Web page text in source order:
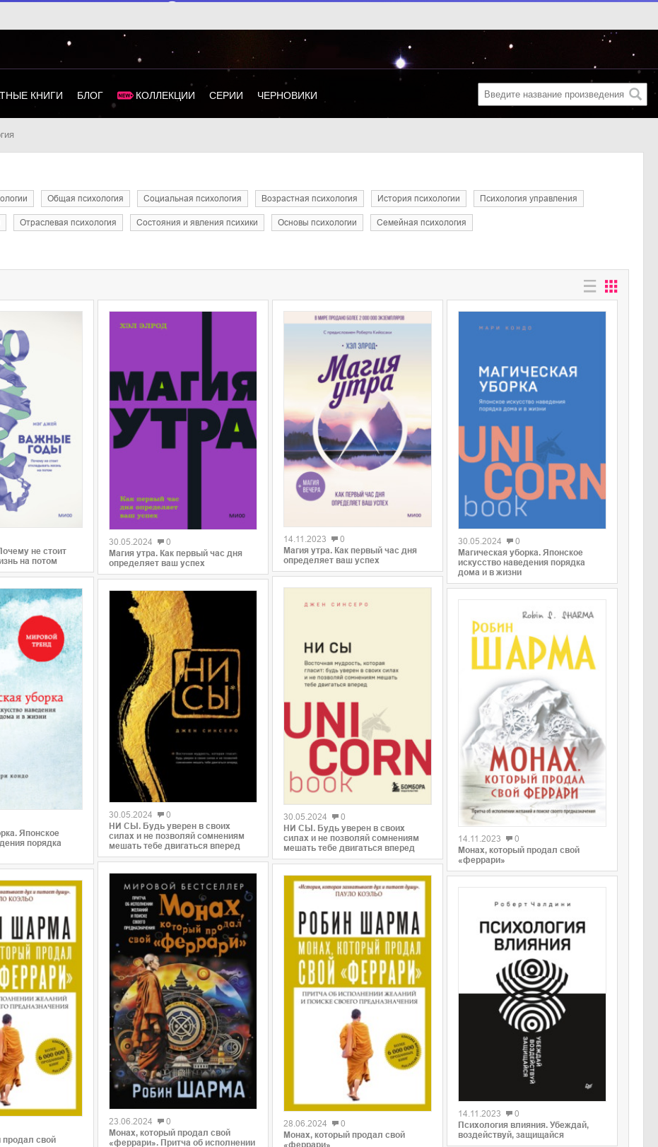
КНИГИ БЛОГ КОЛЛЕКЦИИ СЕРИИ ЧЕРНОВИКИ
общая психология социальная психология возрастная психология история психологии психология управления
отраслевая психология состояния и явления психики основы психологии семейная психология
не стоит
на потом
Японское
порядка
продал свой
30.05.2024
0
Магия утра. Как первый час дня
определяет ваш успех
30.05.2024
0
НИ СЫ. Будь уверен в своих
силах и не позволяй сомнениям
мешать тебе двигаться вперед
23.06.2024
0
Монах, который продал свой
«феррари». Притча об исполнении
14.11.2023
0
Магия утра. Как первый час дня
определяет ваш успех
30.05.2024
0
НИ СЫ. Будь уверен в своих
силах и не позволяй сомнениям
мешать тебе двигаться вперед
28.06.2024
0
Монах, который продал свой
30.05.2024
0
Магическая уборка. Японское
искусство наведения порядка
дома и в жизни
14.11.2023
0
Монах, который продал свой
«феррари»
14.11.2023
0
Психология влияния. Убеждай,
воздействуй, защищайся